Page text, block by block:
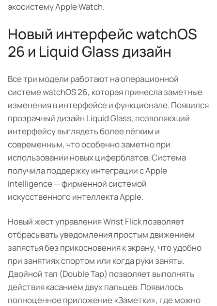
экосистему Apple Watch.
Новый интерфейс watchOS
26 и Liquid Glass дизайн
Все три модели работают на операционной
системе watchOS 26, которая принесла заметные
изменения в интерфейсе и функционале. Появился
прозрачный дизайн Liquid Glass, позволяющий
интерфейсу выглядеть более лёгким и
современным, что особенно заметно при
использовании новых циферблатов. Система
получила поддержку интеграции с Apple
Intelligence — фирменной системой
искусственного интеллекта Apple.
Новый жест управления Wrist Flick позволяет
отбрасывать уведомления простым движением
запястья без прикосновения к экрану, что удобно
при занятиях спортом или когда руки заняты.
Двойной тап (Double Tap) позволяет выполнять
действия касанием двух пальцев. Появилось
полноценное приложение «Заметки», где можно